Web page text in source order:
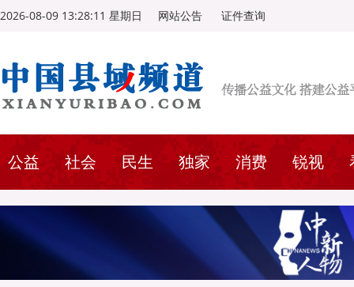
2026-08-09 13:28:12 星期日 网站公告 证件查询
公益 社会 民生 独家 消费 锐视